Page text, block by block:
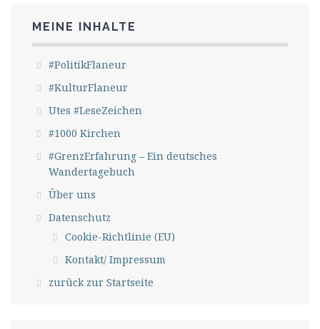
MEINE INHALTE
#PolitikFlaneur
#KulturFlaneur
Utes #LeseZeichen
#1000 Kirchen
#GrenzErfahrung – Ein deutsches
Wandertagebuch
Über uns
Datenschutz
Cookie-Richtlinie (EU)
Kontakt/ Impressum
zurück zur Startseite